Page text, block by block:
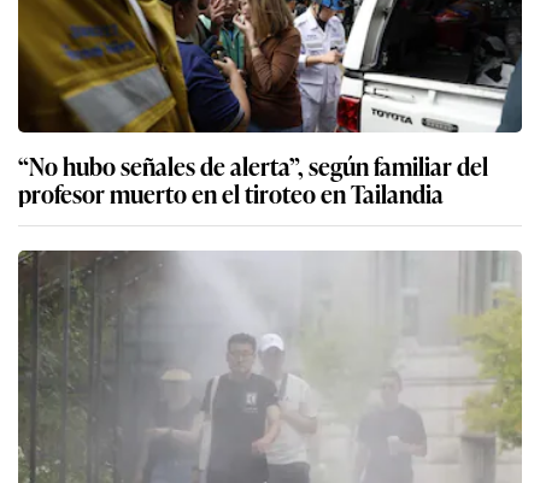
“No hubo señales de alerta”, según familiar del
profesor muerto en el tiroteo en Tailandia